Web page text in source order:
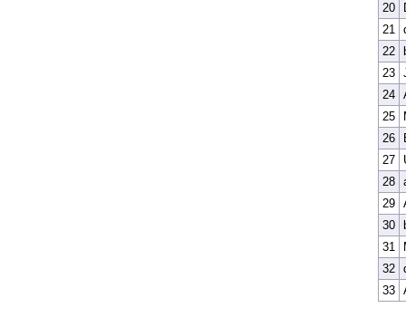
20
21
22
23
24
25
26
27
28
29
30
31
32
33